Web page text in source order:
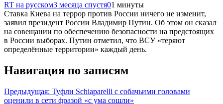
RT на русском3 месяца спустя01 минуты
Ставка Киева на террор против России ничего не изменит,
заявил президент России Владимир Путин. Об этом он сказал
на совещании по обеспечению безопасности на предстоящих
в России выборах. Путин отметил, что ВСУ «теряют
определённые территории» каждый день.
Навигация по записям
Предыдущая: Туфли Schiaparelli с собачьими головами
оценили в сети фразой «с ума сошли»